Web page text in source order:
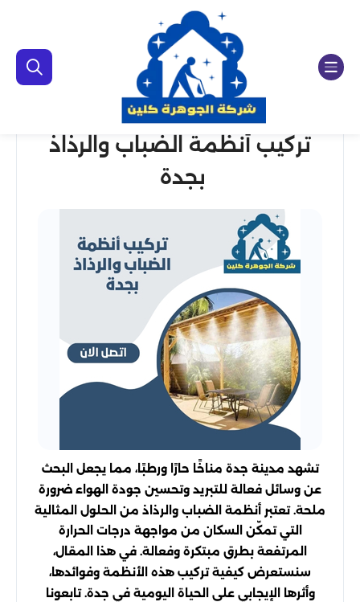
تركيب أنظمة الضباب والرذاذ
بجدة ‏‪
تشهد مدينة جدة مناخًا حارًا ورطبًا، مما يجعل البحث
عن وسائل فعالة للتبريد وتحسين جودة الهواء ضرورة
ملحة. تعتبر أنظمة الضباب والرذاذ من الحلول المثالية
التي تمكّن السكان من مواجهة درجات الحرارة
المرتفعة بطرق مبتكرة وفعالة. في هذا المقال،
سنستعرض كيفية تركيب هذه الأنظمة وفوائدها،
وأثرها الإيجابي على الحياة اليومية في جدة. تابعونا